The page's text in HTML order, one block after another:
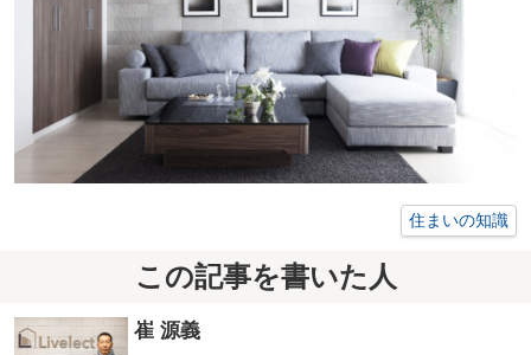
住まいの知識
この記事を書いた人
崔 源義